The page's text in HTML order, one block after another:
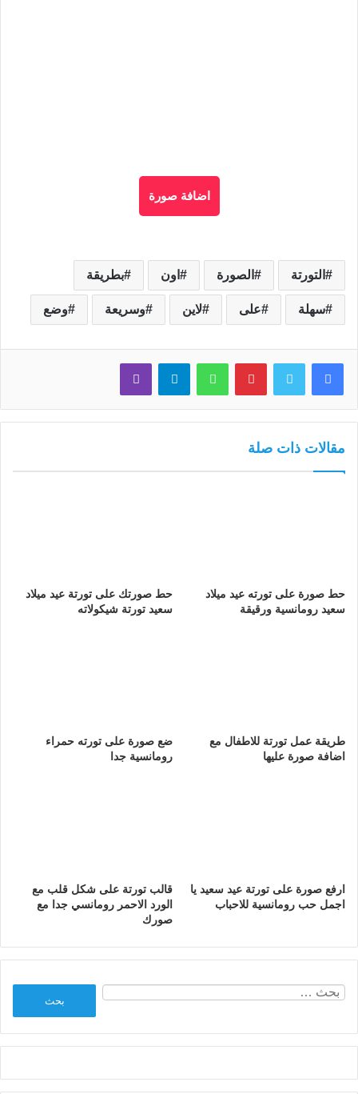
اضافة صورة
التورتة الصورة اون بطريقة
سهلة على لاين وسريعة وضع
فيسبوك تويتر بينتيريستواتساب تيلقرام ڤايبر
مقالات ذات صلة
حط صورة على تورته عيد ميلاد
سعيد رومانسية ورقيقة
حط صورتك على تورتة عيد ميلاد
سعيد تورتة شيكولاته
طريقة عمل تورتة للاطفال مع
اضافة صورة عليها
ضع صورة على تورته حمراء
رومانسية جدا
ارفع صورة على تورتة عيد سعيد يا
اجمل حب رومانسية للاحباب
قالب تورتة على شكل قلب مع
الورد الاحمر رومانسي جدا مع
صورك